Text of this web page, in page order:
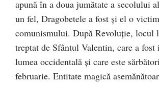
apună în a doua jumătate a secolului
un fel, Dragobetele a fost şi el o
comunismului. După Revoluţie, locul
treptat de Sfântul Valentin, care a
lumea occidentală şi care este
februarie. Entitate magică